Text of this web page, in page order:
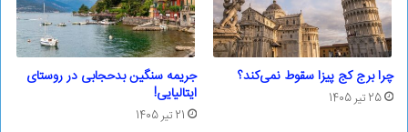
چرا برج کج پیزا سقوط نمی‌کند؟
25 تیر 1405
جریمه سنگین بدحجابی در روستای
ایتالیایی!
21 تیر 1405